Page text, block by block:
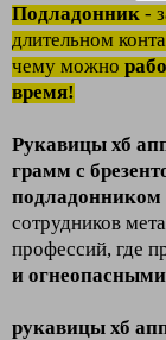
Подладонник -
длительном
чему можно
время!
Рукавицы хб
грамм с
подладонником
сотрудников
профессий, где
и
рукавицы хб